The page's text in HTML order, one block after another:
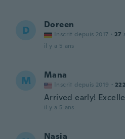
D Doreen
Inscrit depuis 2017 · 27
il y a 5 ans
M Mana
Inscrit depuis 2019 · 222
Arrived early!
il y a 5 ans
Nasia